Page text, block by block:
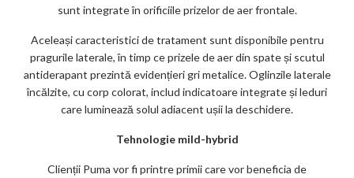
sunt integrate în orificiile prizelor de aer frontale.
Aceleași caracteristici de tratament sunt disponibile pentru
pragurile laterale, în timp ce prizele de aer din spate și scutul
antiderapant prezintă evidențieri gri metalice. Oglinzile laterale
încălzite, cu corp colorat, includ indicatoare integrate și leduri
care luminează solul adiacent ușii la deschidere.
Tehnologie mild-hybrid
Clienții Puma vor fi printre primii care vor beneficia de